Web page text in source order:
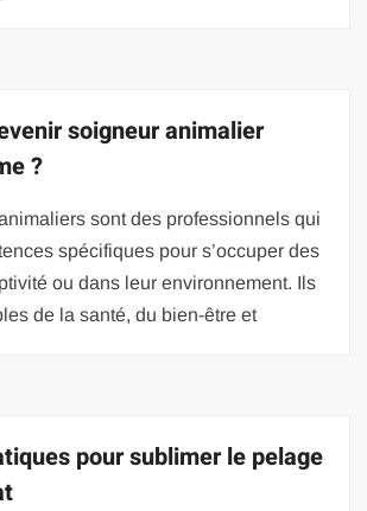
soigneur animalier
?
sont des professionnels qui
spécifiques pour s’occuper des
ou dans leur environnement. Ils
de la santé, du bien-être et
pour sublimer le pelage